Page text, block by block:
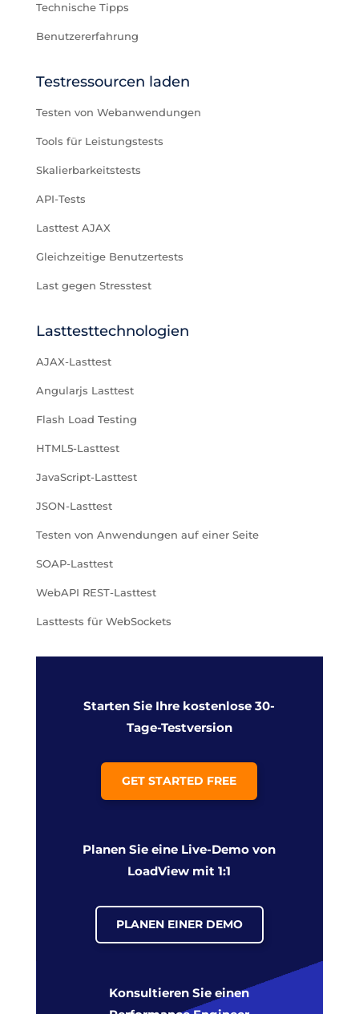
Technische Tipps
Benutzererfahrung
Testressourcen laden
Testen von Webanwendungen
Tools für Leistungstests
Skalierbarkeitstests
API-Tests
Lasttest AJAX
Gleichzeitige Benutzertests
Last gegen Stresstest
Lasttesttechnologien
AJAX-Lasttest
Angularjs Lasttest
Flash Load Testing
HTML5-Lasttest
JavaScript-Lasttest
JSON-Lasttest
Testen von Anwendungen auf einer Seite
SOAP-Lasttest
WebAPI REST-Lasttest
Lasttests für WebSockets
Starten Sie Ihre kostenlose 30-
Tage-Testversion
GET STARTED FREE
Planen Sie eine Live-Demo von
LoadView mit 1:1
PLANEN EINER DEMO
Konsultieren Sie einen